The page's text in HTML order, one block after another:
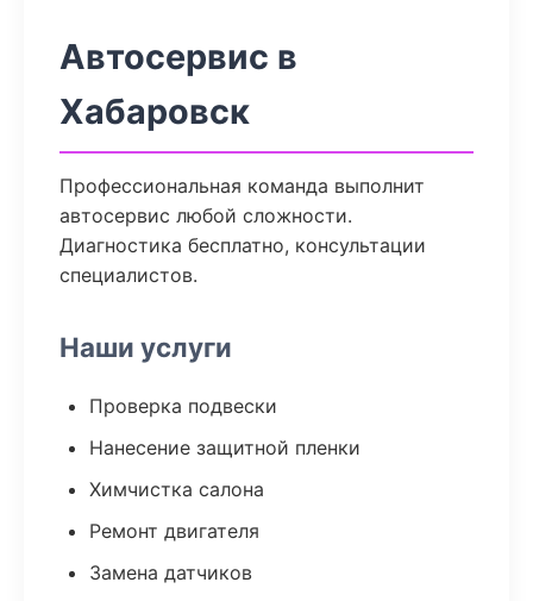
Автосервис в
Хабаровск
Профессиональная команда выполнит
автосервис любой сложности.
Диагностика бесплатно, консультации
специалистов.
Наши услуги
Проверка подвески
Нанесение защитной пленки
Химчистка салона
Ремонт двигателя
Замена датчиков